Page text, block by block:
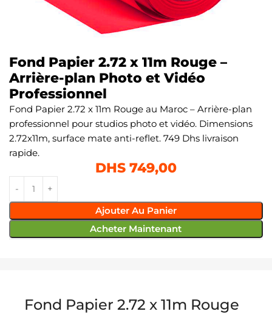
Fond Papier 2.72 x 11m Rouge –
Arrière-plan Photo et Vidéo
Professionnel
Fond Papier 2.72 x 11m Rouge au Maroc – Arrière-plan
professionnel pour studios photo et vidéo. Dimensions
2.72x11m, surface mate anti-reflet. 749 Dhs livraison
rapide.
DHS749,00
Ajouter Au Panier
Acheter Maintenant
Fond Papier 2.72 x 11m Rouge